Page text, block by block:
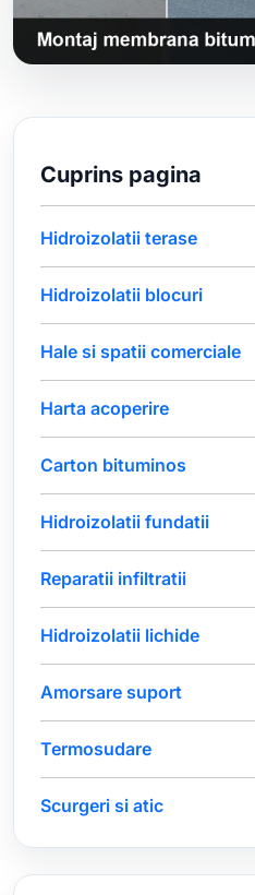
Cuprins pagina
Hidroizolatii terase
Hidroizolatii blocuri
Hale si spatii comerciale
Harta acoperire
Carton bituminos
Hidroizolatii fundatii
Reparatii infiltratii
Hidroizolatii lichide
Amorsare suport
Termosudare
Scurgeri si atic